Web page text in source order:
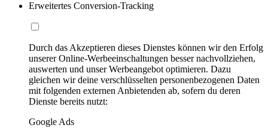
Erweitertes Conversion-Tracking
Durch das Akzeptieren dieses Dienstes können wir den Erfolg
unserer Online-Werbeeinschaltungen besser nachvollziehen,
auswerten und unser Werbeangebot optimieren. Dazu
gleichen wir deine verschlüsselten personenbezogenen Daten
mit folgenden externen Anbietenden ab, sofern du deren
Dienste bereits nutzt:
Google Ads